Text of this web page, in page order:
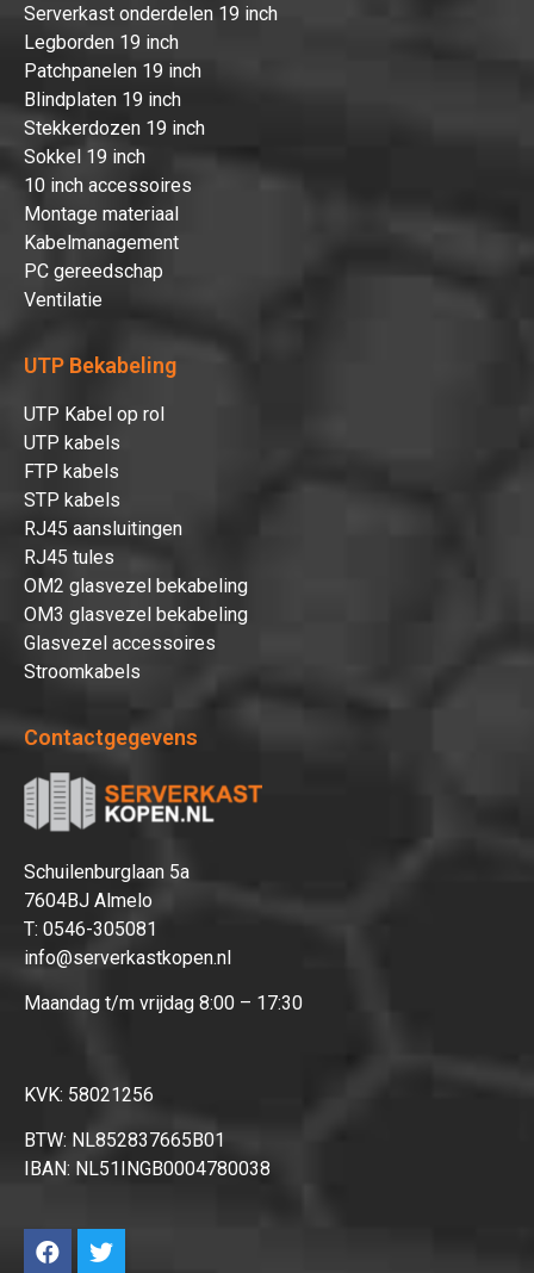
Serverkast onderdelen 19 inch
Legborden 19 inch
Patchpanelen 19 inch
Blindplaten 19 inch
Stekkerdozen 19 inch
Sokkel 19 inch
10 inch accessoires
Montage materiaal
Kabelmanagement
PC gereedschap
Ventilatie
UTP Bekabeling
UTP Kabel op rol
UTP kabels
FTP kabels
STP kabels
RJ45 aansluitingen
RJ45 tules
OM2 glasvezel bekabeling
OM3 glasvezel bekabeling
Glasvezel accessoires
Stroomkabels
Contactgegevens
Schuilenburglaan 5a
7604BJ Almelo
T: 0546-305081
info@serverkastkopen.nl
Maandag t/m vrijdag 8:00 – 17:30
KVK: 58021256
BTW: NL852837665B01
IBAN: NL51INGB0004780038
Hartelijk dank!
aan uw winkelwagen!
Verder winkelen